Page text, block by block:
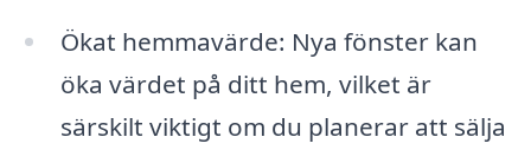
Ökat hemmavärde: Nya fönster kan
öka värdet på ditt hem, vilket är
särskilt viktigt om du planerar att sälja